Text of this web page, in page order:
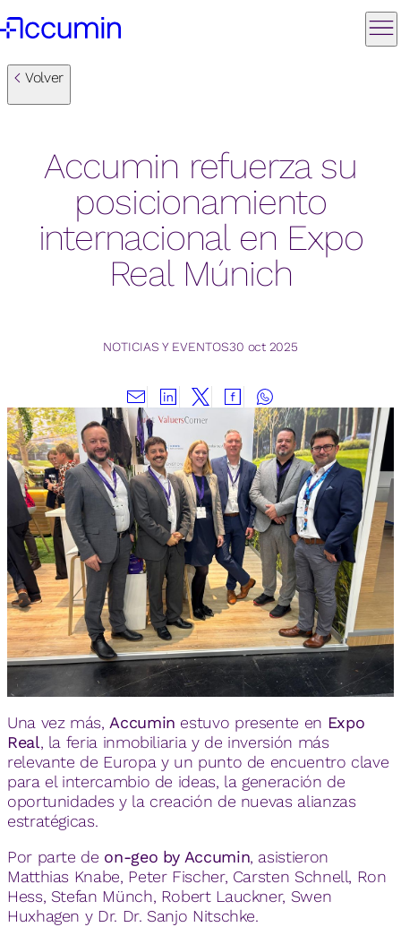
Volver
Accumin refuerza su
posicionamiento
internacional en Expo
Real Múnich
NOTICIAS Y EVENTOS30 oct 2025
Una vez más,Accumin estuvo presente en Expo
Real, la feria inmobiliaria y de inversión más
relevante de Europa y un punto de encuentro clave
para el intercambio de ideas, la generación de
oportunidades y la creación de nuevas alianzas
estratégicas.
Por parte de on-geo by Accumin, asistieron
Matthias Knabe, Peter Fischer, Carsten Schnell, Ron
Hess, Stefan Münch, Robert Lauckner, Swen
Huxhagen y Dr. Dr. Sanjo Nitschke.